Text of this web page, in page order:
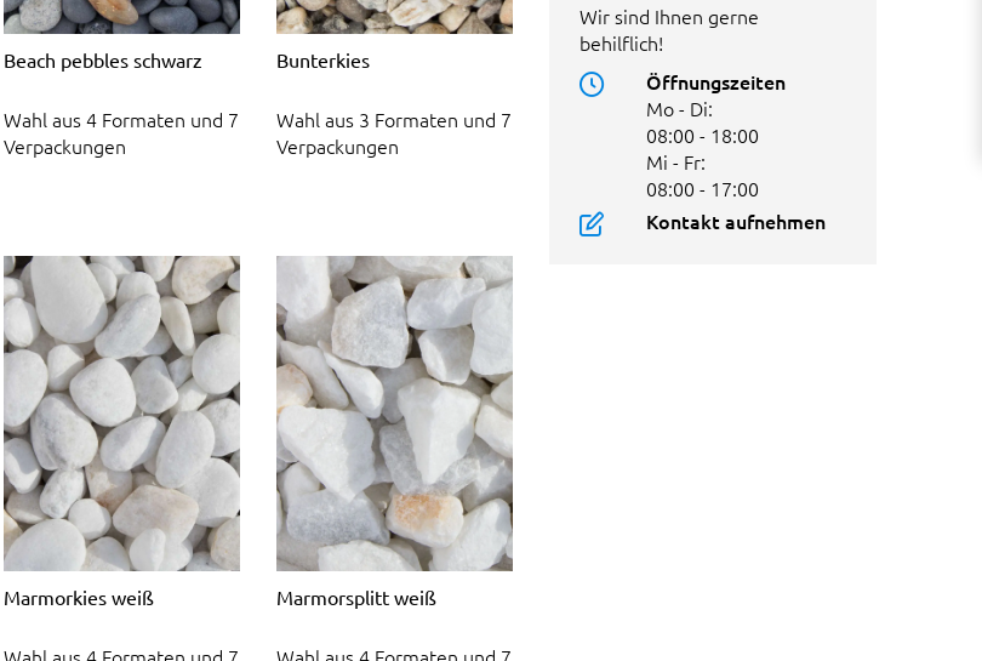
Beach pebbles schwarz
Wahl aus 4 Formaten und 7
Verpackungen
Bunterkies
Wahl aus 3 Formaten und 7
Verpackungen
Marmorkies weiß Marmorsplitt weiß
Wir sind Ihnen gerne
behilflich!
Öffnungszeiten
Mo - Di:
08:00 - 18:00
Mi - Fr:
08:00 - 17:00
Kontakt aufnehmen